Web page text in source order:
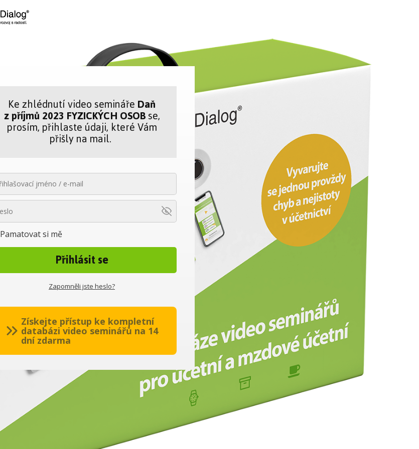
Ke zhlédnutí video seminářeDaň
z příjmů 2023 FYZICKÝCH OSOBse,
prosím, přihlaste údaji, které Vám
přišly na mail.
Pamatovat si mě
Přihlásit se
Zapomněli jste heslo?
Získejte přístup ke kompletní
databázi video seminářů na 14
dní zdarma